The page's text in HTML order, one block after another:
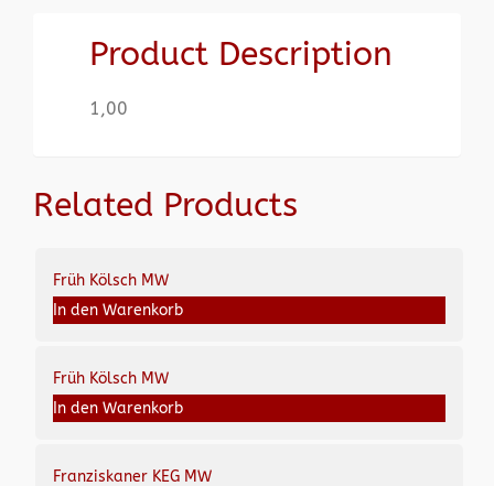
Product Description
1,00
Related Products
Früh Kölsch MW
In den Warenkorb
Früh Kölsch MW
In den Warenkorb
Franziskaner KEG MW